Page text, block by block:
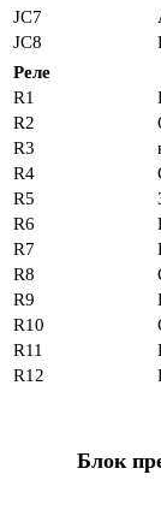
JC7
JC8
Реле
R1
R2
R3
R4
R5
R6
R7
R8
R9
R10
R11
R12
Блок